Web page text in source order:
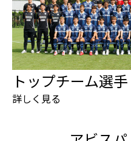
トップチーム選
詳しく見る